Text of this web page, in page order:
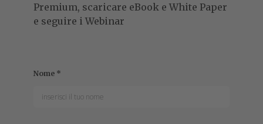
Premium, scaricare eBook e White Paper
e seguire i Webinar
Nome *